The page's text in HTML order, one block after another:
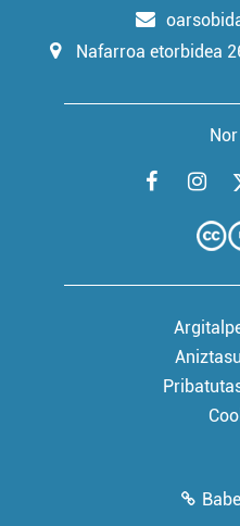
Nafarroa etorbidea